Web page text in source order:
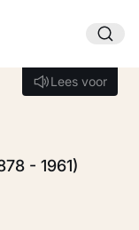
Lees voor
Lees voor
- 1961)